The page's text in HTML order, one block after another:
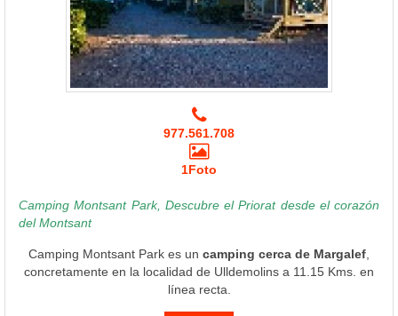
977.561.708
1Foto
Camping Montsant Park, Descubre el Priorat desde el corazón
del Montsant
Camping Montsant Park es un camping cerca de Margalef
concretamente en la localidad de Ulldemolins a 11.15 Kms. en
línea recta.